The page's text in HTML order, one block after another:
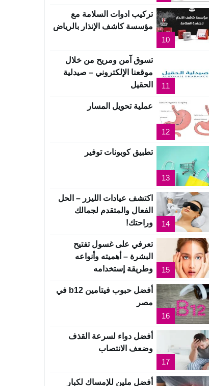
10
تركيب ادوات السلامة مع
مؤسسة كاشف الإنذار بالرياض
11
تسوق آمن ومريح من خلال
موقعنا الإلكتروني – صيدلية
الحقيل
12
عملية تحويل المسار
13
تطبيق كوبونات توفير
14
اكتشف عيادات الليزر – الحل
الفعال والمتقدم لجمالك
وراحتك!
15
تعرفي على غسول تفتيح
البشرة – أهميته وأنواعه
وطريقة إستخدامه
16
أفضل حبوب فيتامين b12 في
مصر
17
أفضل دواء لسرعة القذف
وضعف الانتصاب
أفضل ملين للإمساك لكبار